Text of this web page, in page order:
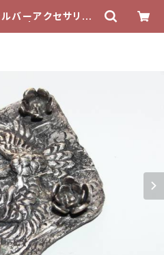
バーアクセサリー]